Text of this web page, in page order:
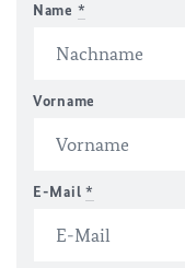
Name *
Vorname
E-Mail *